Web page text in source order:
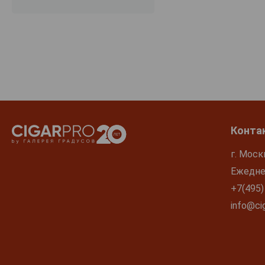
Keller
Kerpen
г.